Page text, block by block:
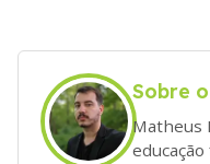
Sobre
Matheus